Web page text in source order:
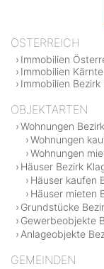
ÖSTERREICH
Immobilien
Immobilien
Immobilien
OBJEKTARTEN
Wohnungen
Wohnungen
Wohnungen
Häuser Bezirk
Häuser kaufen
Häuser mieten
Grundstücke
Gewerbeobjekte
Anlageobjekte
GEMEINDEN